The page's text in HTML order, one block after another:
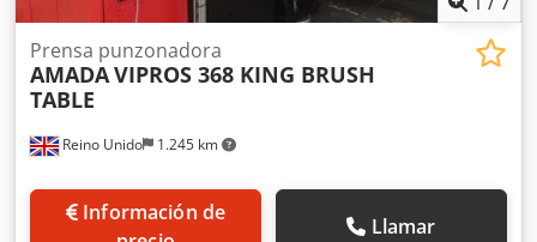
Reino Unido 1.245 km
Prensa punzonadora
AMADAVIPROS 368 KING BRUSH
TABLE
Información de
Llamar